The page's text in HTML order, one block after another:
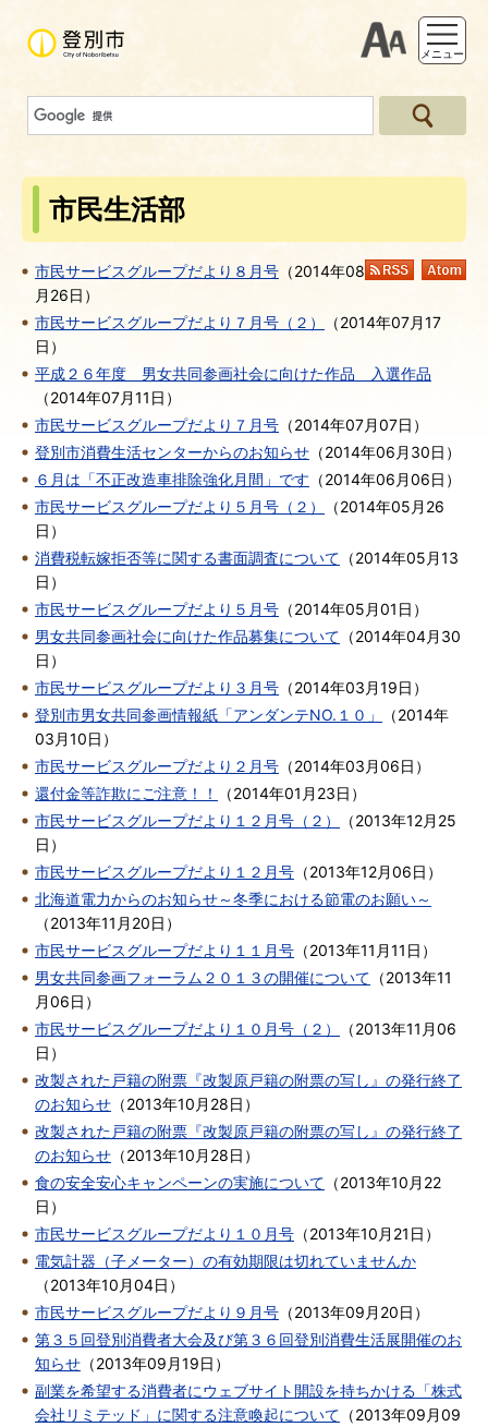
支援ツー
メニュー
市民生活部
RSS
市民サービスグループだより８月号 （2014年08
月26日 ）
市民サービスグループだより７月号（２）
（2014年07月17
日 ）
平成２６年度 男女共同参画社会に向けた作品 入選作品
（2014年07月11日 ）
市民サービスグループだより７月号 （2014年07月07日 ）
登別市消費生活センターからのお知らせ （2014年06月30日 ）
６月は「不正改造車排除強化月間」です （2014年06月06日 ）
市民サービスグループだより５月号（２）
（2014年05月26
日 ）
消費税転嫁拒否等に関する書面調査について （2014年05月13
日 ）
市民サービスグループだより５月号 （2014年05月01日 ）
男女共同参画社会に向けた作品募集について （2014年04月30
日 ）
市民サービスグループだより３月号 （2014年03月19日 ）
登別市男女共同参画情報紙「アンダンテNO.１０」
（2014年
03月10日 ）
市民サービスグループだより２月号 （2014年03月06日 ）
還付金等詐欺にご注意！！
（2014年01月23日 ）
市民サービスグループだより１２月号（２）
（2013年12月25
日 ）
市民サービスグループだより１２月号 （2013年12月06日 ）
北海道電力からのお知らせ～冬季における節電のお願い～
（2013年11月20日 ）
市民サービスグループだより１１月号 （2013年11月11日 ）
男女共同参画フォーラム２０１３の開催について （2013年11
月06日 ）
市民サービスグループだより１０月号（２）
（2013年11月06
日 ）
改製された戸籍の附票『改製原戸籍の附票の写し』の発行終了
のお知らせ （2013年10月28日 ）
改製された戸籍の附票『改製原戸籍の附票の写し』の発行終了
のお知らせ （2013年10月28日 ）
食の安全安心キャンペーンの実施について （2013年10月22
日 ）
市民サービスグループだより１０月号 （2013年10月21日 ）
電気計器（子メーター）の有効期限は切れていませんか
（2013年10月04日 ）
市民サービスグループだより９月号 （2013年09月20日 ）
第３５回登別消費者大会及び第３６回登別消費生活展開催のお
知らせ （2013年09月19日 ）
副業を希望する消費者にウェブサイト開設を持ちかける「株式
会社リミテッド」に関する注意喚起について （2013年09月09